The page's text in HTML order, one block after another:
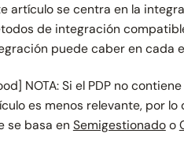
artículo se centra en la
de integración
puede caber en cada
NOTA: Si el PDP no
es menos relevante, por
se basa en Semigestionadoo